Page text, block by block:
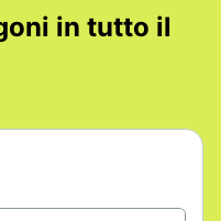
in tutto il